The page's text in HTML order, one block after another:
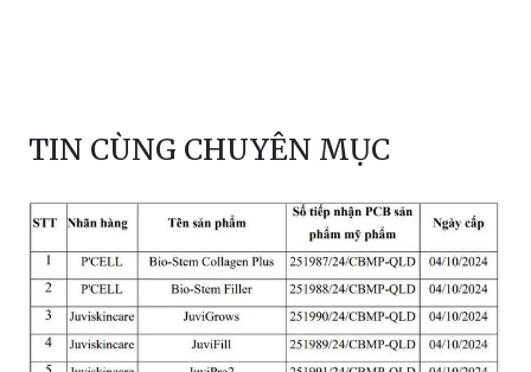
TIN CÙNG CHUYÊN MỤC